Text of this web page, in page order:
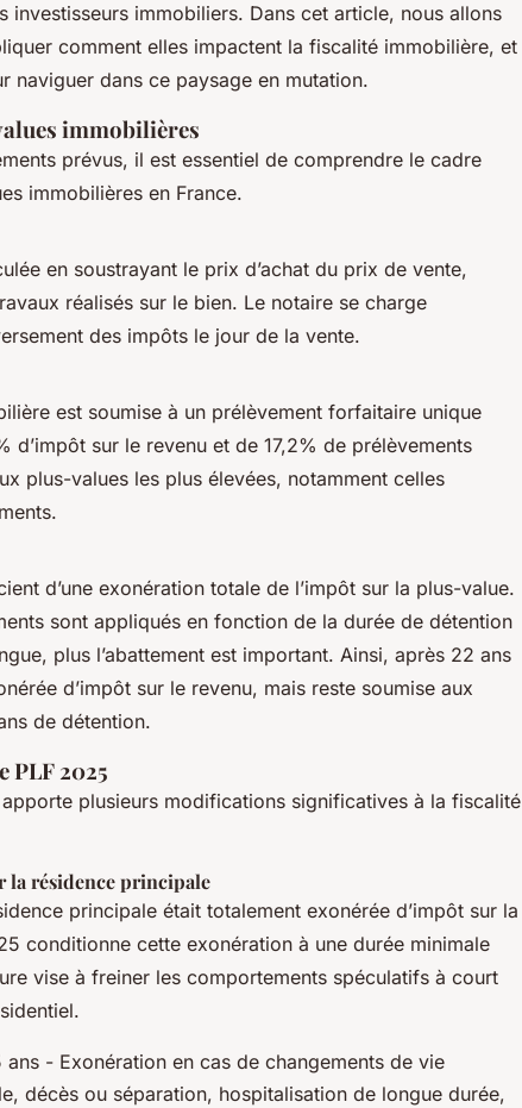
investisseurs immobiliers. Dans cet article, nous allons
comment elles impactent la fiscalité immobilière, et
naviguer dans ce paysage en mutation.
immobilières
prévus, il est essentiel de comprendre le cadre
immobilières en France.
en soustrayant le prix d’achat du prix de vente,
réalisés sur le bien. Le notaire se charge
des impôts le jour de la vente.
est soumise à un prélèvement forfaitaire unique
d’impôt sur le revenu et de 17,2% de prélèvements
plus-values les plus élevées, notamment celles
d’une exonération totale de l’impôt sur la plus-value.
sont appliqués en fonction de la durée de détention
plus l’abattement est important. Ainsi, après 22 ans
d’impôt sur le revenu, mais reste soumise aux
de détention.
PLF 2025
plusieurs modifications significatives à la fiscalité
la résidence principale
principale était totalement exonérée d’impôt sur la
conditionne cette exonération à une durée minimale
vise à freiner les comportements spéculatifs à court
- Exonération en cas de changements de vie
décès ou séparation, hospitalisation de longue durée,